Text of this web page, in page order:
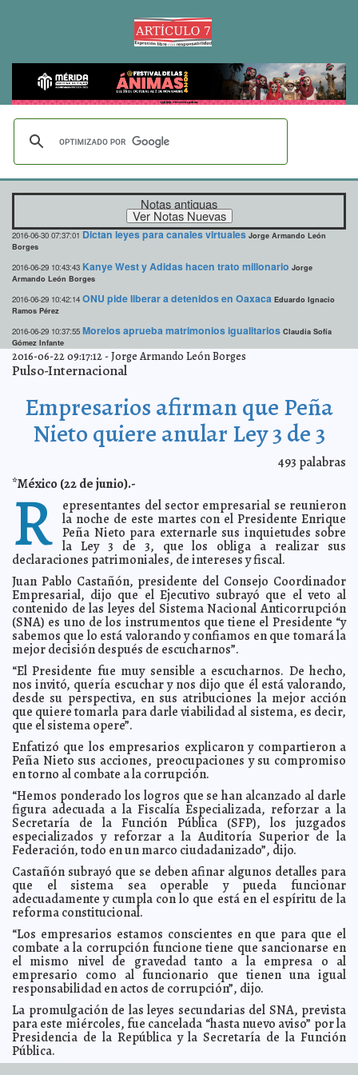
Notas antiguas
2016-06-30 07:37:01 Dictan leyes para canales virtuales Jorge Armando León
Borges
2016-06-29 10:43:43 Kanye West y Adidas hacen trato millonario Jorge
Armando León Borges
2016-06-29 10:42:14 ONU pide liberar a detenidos en Oaxaca Eduardo Ignacio
Ramos Pérez
2016-06-29 10:37:55 Morelos aprueba matrimonios igualitarios Claudia Sofía
Gómez Infante
2016-06-29 10:35:16 Mártires de Tlaxcala, nuevos patronos de la niñez
mexicana Jorge Armando León Borges
Evacúan a mexicano tras atentado de Estambul
Armando León Borges
2016-06-29 10:31:36 Arranca Cumbre de Líderes de América del Norte
Sofía Gómez Infante
Eduardo Ignacio
2016-06-28 12:13:15 Suspenden extradición de El Chapo
Infante
2016-06-28 12:11:27 Facebook rediseña su like Jorge Armando León Borges
2016-06-28 12:09:08 Desciende la tasa de desempleo en México Jorge Armando
León Borges
2016-06-28 12:06:14 El maíz palomero ya está en peligro de extinción
Eduardo
Ignacio Ramos Pérez
2016-06-28 11:57:42 Aprueban la primera pastilla contra la hepatitis C Carmen
Alicia Briceño Sánchez
2016-06-28 11:53:11 Revelan secretos sexuales de Michael Jackson Claudia
Sofía Gómez Infante
2016-06-28 11:51:24 Facundo y su esposa se separan Claudia Sofía Gómez Infante
2016-06-27 10:35:35 Stickers llegan a Twitter Eduardo Ignacio Ramos Pérez
2016-06-27 06:59:29 Papás de los 43 llegaron a acuerdo con Segob para
búsqueda Claudia Sofía Gómez Infante
2016-06-27 06:52:19 Trump y su visita a México en 1992 Jorge Armando León
Borges
2016-06-27 06:46:01 Arturo Vidal lamenta salida de Messi
2016-06-27 06:35:30 PRD no llega a un acuerdo sobre nuevo dirigente
Carmen Alicia Briceño Sánchez
2016-06-27 06:25:43 Peña Nieto llega a Canadá para visita de tres días
Claudia
Sofía Gómez Infante
2016-06-25 11:50:12 Regreso a la individualización Franz de J. Fortuny Loret de
Mola
2016-06-24 09:21:28 Benicio del Toro dará voz a los 43 Claudia Sofía Gómez
Infante
2016-06-24 09:05:48 Asaltan a La Chilindrina Carmen Alicia Briceño Sánchez
2016-06-24 09:04:42 General Electric se enfoca en el diseño eléctrico
Sofía Gómez Infante
2016-06-24 08:57:02 Piden avalar propuesta de matrimonio igualitario
Armando León Borges
2016-06-24 08:55:33 Embajada de México en Inglaterra, acéfala Eduardo Ignacio
Ramos Pérez
2016-06-24 08:53:59
Armando León Borges
2016-06-22 09:17:12-Jorge Armando León Borges
Pulso-Internacional
Empresarios afirman que Peña
Nieto quiere anular Ley 3 de 3
493 palabras
*México (22 de junio).-
R epresentantes del sector empresarial se reunieron
la noche de este martes con el Presidente Enrique
Peña Nieto para externarle sus inquietudes sobre
la Ley 3 de 3, que los obliga a realizar sus
declaraciones patrimoniales, de intereses y fiscal.
Juan Pablo Castañón, presidente del Consejo Coordinador
Empresarial, dijo que el Ejecutivo subrayó que el veto al
contenido de las leyes del Sistema Nacional Anticorrupción
(SNA) es uno de los instrumentos que tiene el Presidente “y
sabemos que lo está valorando y confiamos en que tomará la
mejor decisión después de escucharnos”.
“El Presidente fue muy sensible a escucharnos. De hecho,
nos invitó, quería escuchar y nos dijo que él está valorando,
desde su perspectiva, en sus atribuciones la mejor acción
que quiere tomarla para darle viabilidad al sistema, es decir,
que el sistema opere”.
Enfatizó que los empresarios explicaron y compartieron a
Peña Nieto sus acciones, preocupaciones y su compromiso
en torno al combate a la corrupción.
“Hemos ponderado los logros que se han alcanzado al darle
figura adecuada a la Fiscalía Especializada, reforzar a la
Secretaría de la Función Pública (SFP), los juzgados
especializados y reforzar a la Auditoría Superior de la
Federación, todo en un marco ciudadanizado”, dijo.
Castañón subrayó que se deben afinar algunos detalles para
que el sistema sea operable y pueda funcionar
adecuadamente y cumpla con lo que está en el espíritu de la
reforma constitucional.
“Los empresarios estamos conscientes en que para que el
combate a la corrupción funcione tiene que sancionarse en
el mismo nivel de gravedad tanto a la empresa o al
empresario como al funcionario que tienen una igual
responsabilidad en actos de corrupción”, dijo.
La promulgación de las leyes secundarias del SNA, prevista
para este miércoles, fue cancelada “hasta nuevo aviso” por la
Presidencia de la República y la Secretaría de la Función
Pública.